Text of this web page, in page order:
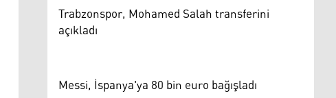
Trabzonspor, Mohamed Salah transferini
açıkladı
Messi, İspanya'ya 80 bin euro bağışladı